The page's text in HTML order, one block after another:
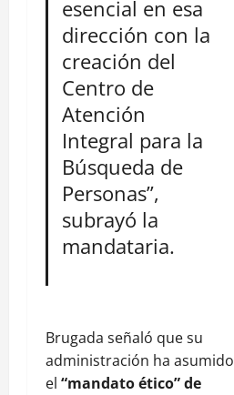
esencial en esa
dirección con la
creación del
Centro de
Atención
Integral para la
Búsqueda de
Personas”,
subrayó la
mandataria.
Brugada señaló que su
administración ha asumido
el “mandato ético” de